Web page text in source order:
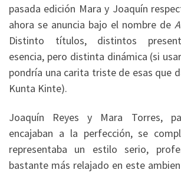
pasada edición Mara y Joaquín
ahora se anuncia bajo el nombre de
Distinto títulos, distintos
esencia, pero distinta dinámica (si
pondría una carita triste de esas que
Kunta Kinte).
Joaquín Reyes y Mara Torres,
encajaban a la perfección, se
representaba un estilo serio,
bastante más relajado en este